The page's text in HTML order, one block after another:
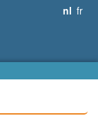
fr
nl